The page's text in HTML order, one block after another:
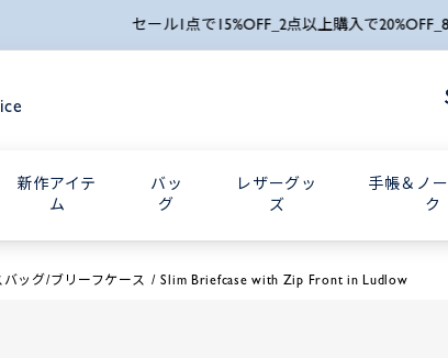
刻印サービ
新作アイテ
ム
バッ
グ
レザーグッ
ズ
手帳＆ノ
ク
バッグ/ブリーフケース Slim Briefcase with Zip Front in Ludlow